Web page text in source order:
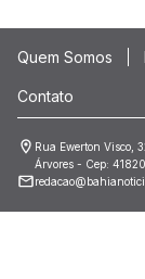
Quem Somos
Contato
Rua Ewerton Visco,
Árvores - Cep: